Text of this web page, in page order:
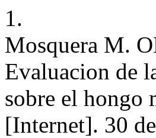
1.
Mosquera M.
Evaluacion de
sobre el hongo
[Internet]. 30